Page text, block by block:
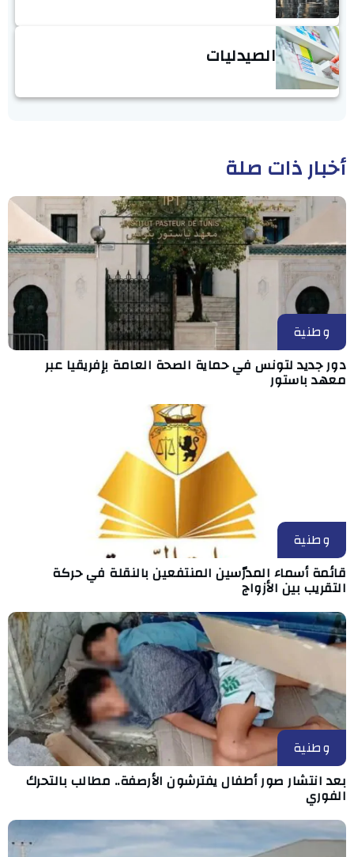
الصيدليات
أخبار ذات صلة
وطنية
دور جديد لتونس في حماية الصحة العامة بإفريقيا عبر
معهد باستور
وطنية
قائمة أسماء المدرّسين المنتفعين بالنقلة في حركة
التقريب بين الأزواج
وطنية
بعد انتشار صور أطفال يفترشون الأرصفة.. مطالب بالتحرك
الفوري